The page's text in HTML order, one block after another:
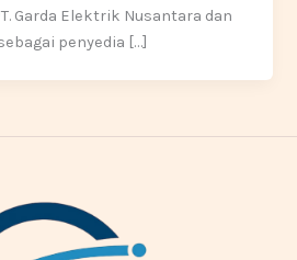
Garda Elektrik Nusantara dan
penyedia […]